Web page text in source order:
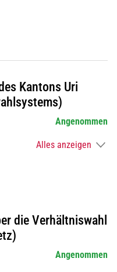
Kantons Uri
Angenommen
Alles anzeigen
die Verhältniswahl
Angenommen